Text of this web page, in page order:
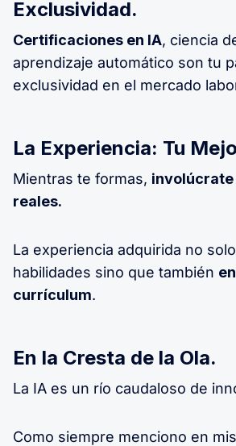
Exclusividad.
Certificaciones en IA, ciencia
aprendizaje automático son tu
exclusividad en el mercado
La Experiencia: Tu
Mientras te formas,
reales.
La experiencia adquirida no
habilidades sino que también
currículum.
En la Cresta de la Ola.
La IA es un río caudaloso de
Como siempre menciono en